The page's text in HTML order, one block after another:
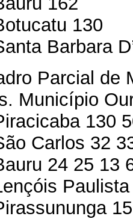
130
Barbara
Parcial de
Município
130
Carlos 32
24 25 13